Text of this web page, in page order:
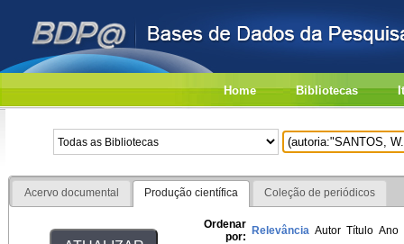
Home Bibliotecas
Acervo documental Produção científica Coleção de periódicos
Ordenar
por: Relevância Autor Título Ano